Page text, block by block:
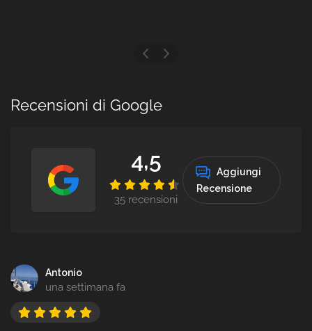
Recensioni di Google
4,5
35 recensioni
Aggiungi
Recensione
Antonio
una settimana fa